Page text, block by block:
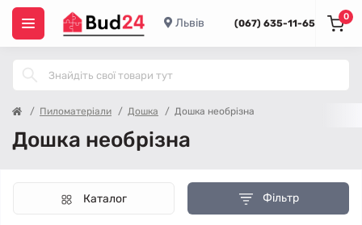
Львів (067) 635-11-65
0
Пиломатеріали Дошка Дошка необрізна
Дошка необрізна
Фільтр
Каталог